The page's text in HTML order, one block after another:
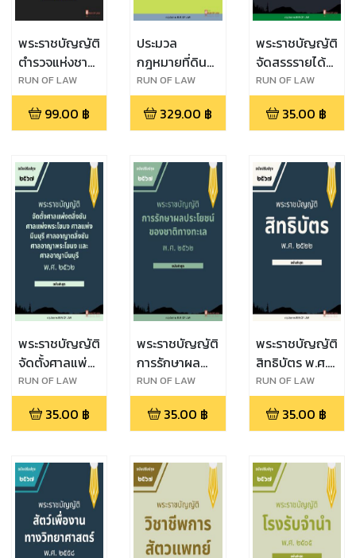
พระราชบัญญัติ
ตำรวจแห่งชาติ
พ.ศ. ๒๕๖๕
RUN OF LAW
99.00 ฿
ประมวล
กฎหมายที่ดิน
พร้อมกฎหมาย
ที่เกี่ยวข้อง
RUN OF LAW
329.00 ฿
พระราชบัญญัติ
จัดสรรรายได้
ประเภทภาษี
มูลค่าเพิ่มและ
ภาษีธุรกิจเฉพาะ
ส่วนท้องถิ่น
พ.ศ. ๒๕๓๔
RUN OF LAW
35.00 ฿
พระราชบัญญัติ
จัดตั้งศาลแพ่ง
ตลิ่งชัน ศาล
แพ่งพระโขนง
ศาลแพ่งมีนบุรี
ตลิ่งชัน ศาล
อาญาพระโขนง
และศาลอาญา
มีนบุรี พ.ศ.
๒๕๖๒
RUN OF LAW
35.00 ฿
พระราชบัญญัติ
การรักษาผล
ประโยชน์ของ
ชาติทางทะเล
พ.ศ. ๒๕๖๒
RUN OF LAW
35.00 ฿
พระราชบัญญัติ
สิทธิบัตร พ.ศ.
๒๕๒๒
RUN OF LAW
35.00 ฿